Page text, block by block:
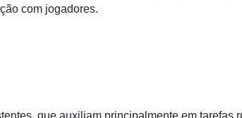
com jogadores.
que auxiliam principalmente em tarefas